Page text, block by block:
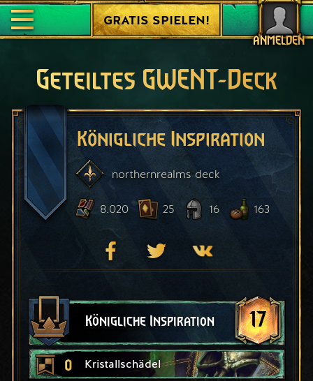
ANMELDEN
GRATIS SPIELEN!
Geteiltes GWENT-Deck
Königliche Inspiration
northernrealmsdeck
8.020 25 16 163
Königliche Inspiration 17
0 Kristallschädel